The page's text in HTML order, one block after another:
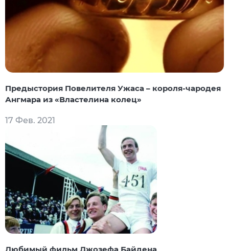
Предыстория Повелителя Ужаса – короля-чародея
Ангмара из «Властелина колец»
17 Фев. 2021